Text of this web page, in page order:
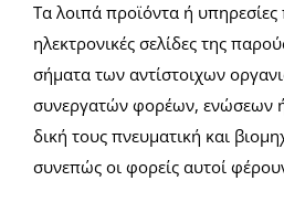
Τα λοιπά προϊόντα ή
ηλεκτρονικές σελίδες της
σήματα των αντίστοιχων
συνεργατών φορέων, ενώσεων
δική τους πνευματική και
συνεπώς οι φορείς αυτοί